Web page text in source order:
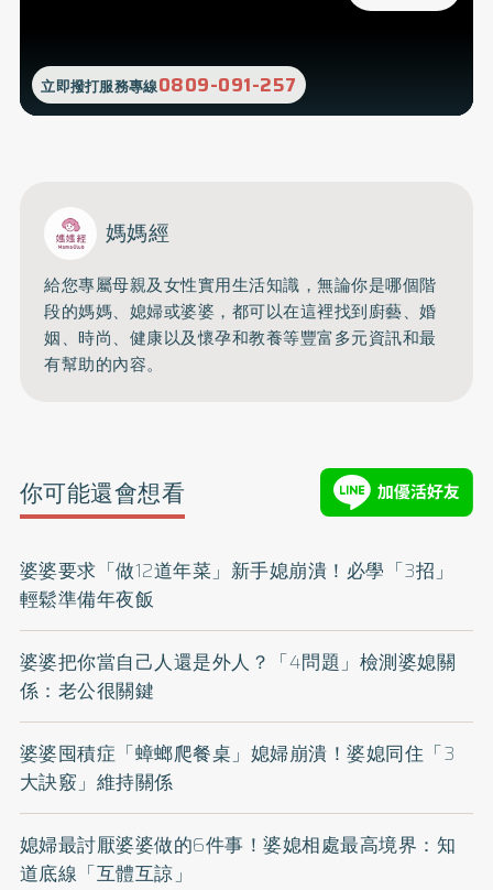
立即撥打服務專線0809-091-257
媽媽經
給您專屬母親及女性實用生活知識，無論你是哪個階
段的媽媽、媳婦或婆婆，都可以在這裡找到廚藝、婚
姻、時尚、健康以及懷孕和教養等豐富多元資訊和最
有幫助的內容。
你可能還會想看
婆婆要求「做12道年菜」新手媳崩潰！必學「3招」
輕鬆準備年夜飯
婆婆把你當自己人還是外人？「4問題」檢測婆媳關
係：老公很關鍵
婆婆囤積症「蟑螂爬餐桌」媳婦崩潰！婆媳同住「3
大訣竅」維持關係
媳婦最討厭婆婆做的6件事！婆媳相處最高境界：知
道底線「互體互諒」